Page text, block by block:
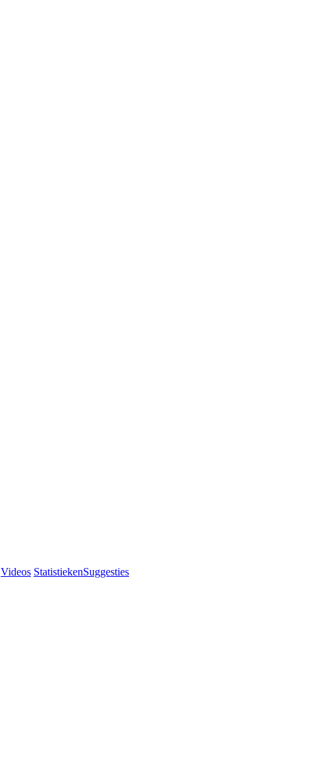
Videos StatistiekenSuggesties